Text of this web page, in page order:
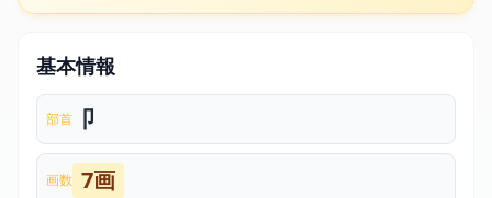
基本情報
部首 卩
画数 7画